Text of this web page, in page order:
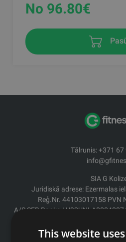
No 96.80€
Tālrunis: +371 67
SIA G
Juridiskā adrese: Ezermalas
Reģ.Nr. 44103017158 PVN
A/S SEB Banka
GFITNESS JAUNUMI
This website